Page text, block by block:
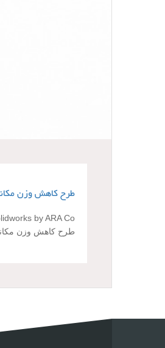
طرح کاهش وزن
by ARA Co
طرح كاهش وزن